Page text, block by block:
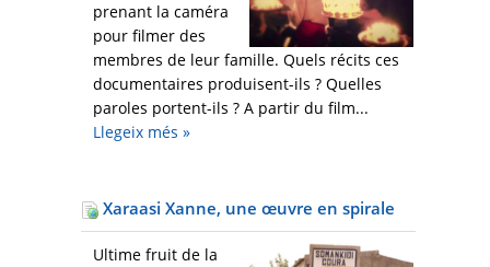
prenant la caméra
pour filmer des
membres de leur famille. Quels récits ces
documentaires produisent-ils ? Quelles
paroles portent-ils ? A partir du film...
Llegeix més »
Xaraasi Xanne, une œuvre en spirale
Ultime fruit de la